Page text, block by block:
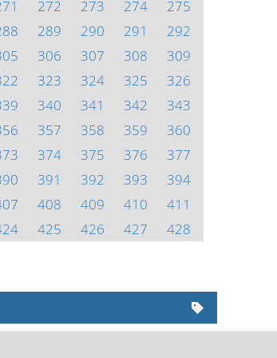
272 273 274
275
289 290 291
292
306 307 308
309
323 324 325
326
340 341 342
343
357 358 359
360
374 375 376
377
391 392 393
394
408 409 410
411
425 426 427
428